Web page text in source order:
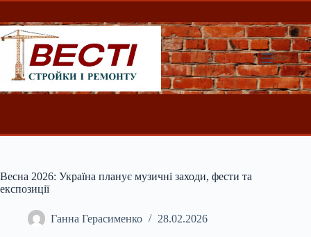
Перейти
вмісту
Весна 2026: Україна планує музичні заходи, фести та
експозиції
Ганна Герасименко 28.02.2026